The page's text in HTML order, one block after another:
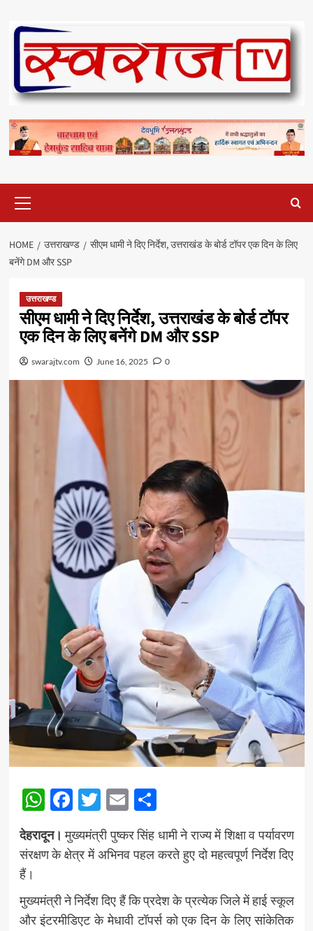
content
Menu
HOME उत्तराखण्ड
सीएम धामी ने दिए निर्देश, उत्तराखंड के बोर्ड टॉपर एक दिन के लिए
बनेंगे DM और SSP
उत्तराखण्ड
सीएम धामी ने दिए निर्देश, उत्तराखंड के बोर्ड टॉपर
एक दिन के लिए बनेंगे DM और SSP
swarajtv.com June 16, 2025 0
WhatsApp
Facebook
Twitter
EmailShare
देहरादून। मुख्यमंत्री पुष्कर सिंह धामी ने राज्य में शिक्षा व पर्यावरण
संरक्षण के क्षेत्र में अभिनव पहल करते हुए दो महत्वपूर्ण निर्देश दिए
हैं।
मुख्यमंत्री ने निर्देश दिए हैं कि प्रदेश के प्रत्येक जिले में हाई स्कूल
और इंटरमीडिएट के मेधावी टॉपर्स को एक दिन के लिए सांकेतिक